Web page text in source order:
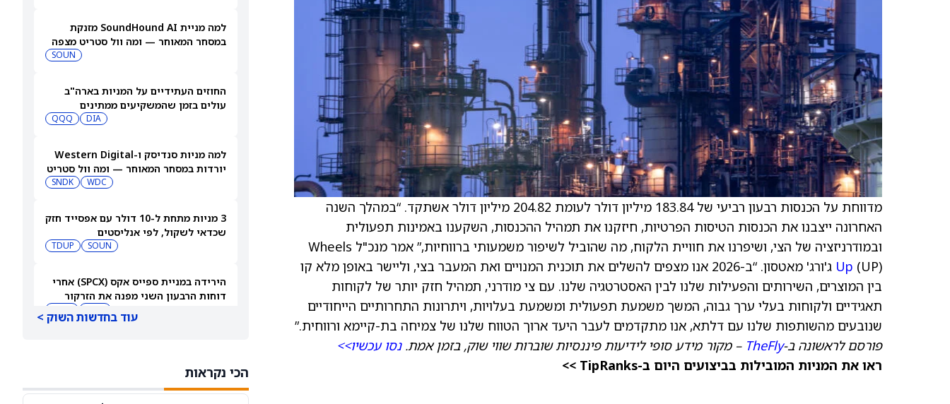
למה מניית SoundHound AI מזנקת
במסחר המאוחר — ומה וול סטריט מצפה
SOUN
החוזים העתידיים על המניות בארה"ב
עולים בזמן שהמשקיעים ממתינים
DIA
QQQ
למה מניות סנדיסק ו-Western Digital
יורדות במסחר המאוחר — ומה וול סטריט
WDC
SNDK
3 מניות מתחת ל-10 דולר עם אפסייד חזק
שכדאי לשקול, לפי אנליסטים
SOUN
TDUP
הירידה במניית ספייס אקס (SPCX) אחרי
דוחות הרבעון השני מפנה את הזרקור
לקרנות סל חלל עם חשיפה גבוהה
מחירי היעד. הנה הסיבה
עוד בחדשות השוק >
הכי נקראות
מדווחת על הכנסות רבעון רביעי של 183.84 מיליון דולר לעומת 204.82 מיליון דולר אשתקד. “במהלך השנה
האחרונה ייצבנו את הכנסות הטיסות הפרטיות, חיזקנו את תמהיל ההכנסות, השקענו באמינות תפעולית
ובמודרניזציה של הצי, ושיפרנו את חוויית הלקוח, מה שהוביל לשיפור משמעותי ברווחיות,” אמר מנכ"ל Wheels
Up
(UP) ג'ורג' מאטסון. “ב-2026 אנו מצפים להשלים את תוכנית המנויים ואת המעבר בצי, וליישר באופן מלא קו
בין המוצרים, השירותים והפעילות שלנו לבין האסטרטגיה שלנו. עם צי מודרני, תמהיל חזק יותר של לקוחות
תאגידיים ולקוחות בעלי ערך גבוה, המשך משמעת תפעולית ומשמעת בעלויות, ויתרונות התחרותיים הייחודיים
שנובעים מהשותפות שלנו עם דלתא, אנו מתקדמים לעבר היעד ארוך הטווח שלנו של צמיחה בת-קיימא ורווחית.”
פורסם לראשונה ב-TheFly – מקור מידע סופי לידיעות פיננסיות שוברות שווי שוק, בזמן אמת.נסו עכשיו>>
ראו את המניות המובילות בביצועים היום ב-TipRanks >>